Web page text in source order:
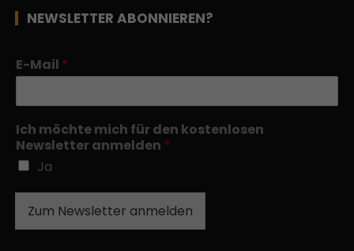
NEWSLETTER ABONNIEREN?
E-Mail *
Ich möchte mich für den kostenlosen
Newsletter anmelden *
Ja
Zum Newsletter anmelden